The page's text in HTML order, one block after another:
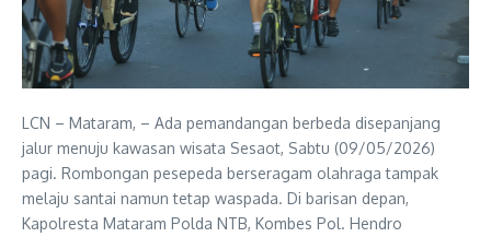
LCN – Mataram, – Ada pemandangan berbeda disepanjang
jalur menuju kawasan wisata Sesaot, Sabtu (09/05/2026)
pagi. Rombongan pesepeda berseragam olahraga tampak
melaju santai namun tetap waspada. Di barisan depan,
Kapolresta Mataram Polda NTB, Kombes Pol. Hendro